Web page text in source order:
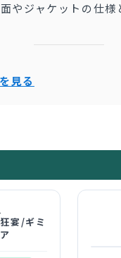
やジャケットの仕様
見る
宴/ギミ